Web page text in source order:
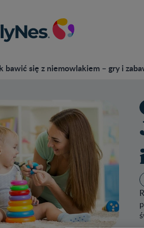
bawić się z niemowlakiem – gry i